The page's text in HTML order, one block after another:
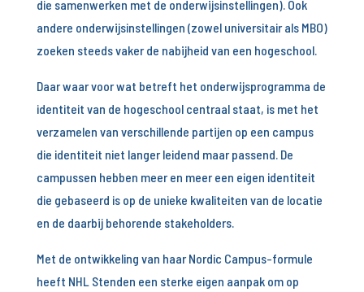
die samenwerken met de onderwijsinstellingen). Ook
andere onderwijsinstellingen (zowel universitair als MBO)
zoeken steeds vaker de nabijheid van een hogeschool.
Daar waar voor wat betreft het onderwijsprogramma de
identiteit van de hogeschool centraal staat, is met het
verzamelen van verschillende partijen op een campus
die identiteit niet langer leidend maar passend. De
campussen hebben meer en meer een eigen identiteit
die gebaseerd is op de unieke kwaliteiten van de locatie
en de daarbij behorende stakeholders.
Met de ontwikkeling van haar Nordic Campus-formule
heeft NHL Stenden een sterke eigen aanpak om op